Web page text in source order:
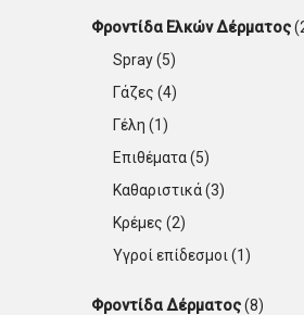
Φροντίδα Ελκών Δέρματος
Spray(5)
Γάζες (4)
Γέλη (1)
Επιθέματα(5)
Καθαριστικά(3)
Κρέμες (2)
Υγρoί επίδεσμοι (1)
Φροντίδα Δέρματος(8)